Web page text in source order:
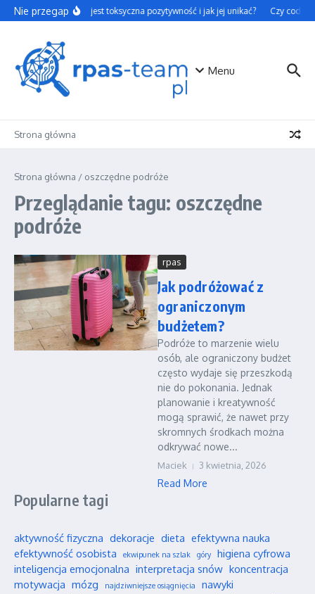
Przejdź do treści
Nie przegapCzym jest toksyczna pozytywność i jak jej unikać? Czy
Menu
Strona główna
Strona główna / oszczędne podróże
Przeglądanie tagu: oszczędne
podróże
rpas
Jak podróżować z
ograniczonym
budżetem?
Podróże to marzenie wielu
osób, ale ograniczony budżet
często wydaje się przeszkodą
nie do pokonania. Jednak
planowanie i kreatywność
mogą sprawić, że nawet przy
skromnych środkach można
odkrywać nowe...
Maciek 3 kwietnia, 2026
Read More
Popularne tagi
aktywność fizyczna dekoracje dieta efektywna nauka
efektywność osobista
ekwipunek na szlak góry
higiena cyfrowa
inteligencja emocjonalna interpretacja snów koncentracja
motywacja mózg najdziwniejsze osiągnięcia
nawyki